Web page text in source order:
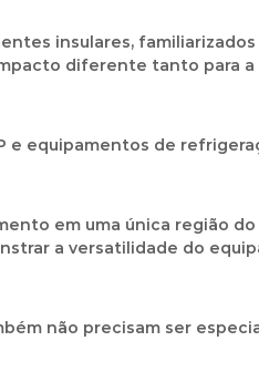
insulares,
diferente tanto para
e equipamentos de
em uma única região
a versatilidade do
não precisam ser